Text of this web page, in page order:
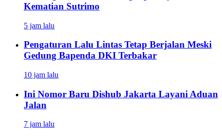
Kematian Sutrimo
5 jam lalu
Pengaturan Lalu Lintas Tetap Berjalan Meski
Gedung Bapenda DKI Terbakar
10 jam lalu
Ini Nomor Baru Dishub Jakarta Layani Aduan
Jalan
7 jam lalu